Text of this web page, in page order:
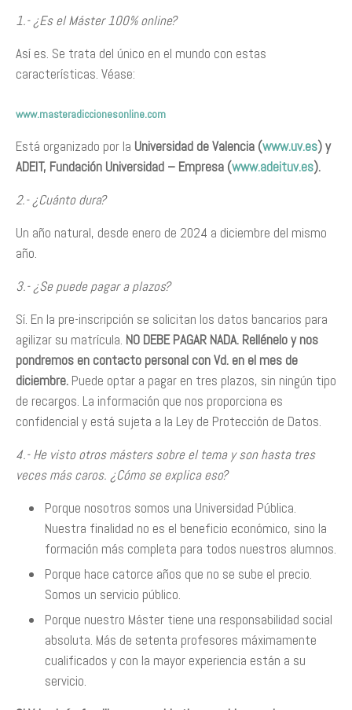
1.- ¿Es el Máster 100% online?
Así es. Se trata del único en el mundo con estas
características. Véase:
www.masteradiccionesonline.com
Está organizado por la Universidad de Valencia (www.uv.es) y
ADEIT, Fundación Universidad – Empresa (www.adeituv.es).
2.- ¿Cuánto dura?
Un año natural, desde enero de 2024 a diciembre del mismo
año.
3.- ¿Se puede pagar a plazos?
Sí. En la pre-inscripción se solicitan los datos bancarios para
agilizar su matrícula. NO DEBE PAGAR NADA. Rellénelo y nos
pondremos en contacto personal con Vd. en el mes de
diciembre. Puede optar a pagar en tres plazos, sin ningún tipo
de recargos. La información que nos proporciona es
confidencial y está sujeta a la Ley de Protección de Datos.
4.- He visto otros másters sobre el tema y son hasta tres
veces más caros. ¿Cómo se explica eso?
Porque nosotros somos una Universidad Pública.
Nuestra finalidad no es el beneficio económico, sino la
formación más completa para todos nuestros alumnos.
Porque hace catorce años que no se sube el precio.
Somos un servicio público.
Porque nuestro Máster tiene una responsabilidad social
absoluta. Más de setenta profesores máximamente
cualificados y con la mayor experiencia están a su
servicio.